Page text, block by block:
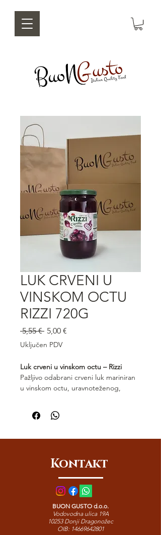
LUK CRVENI U
VINSKOM OCTU
RIZZI 720G
5,55 € Redovna
cijena
5,00 €
Uključen PDV
Luk crveni u vinskom octu – Rizzi
Pažljivo odabrani crveni luk mariniran
u vinskom octu, uravnoteženog,
notom. Luk Rizzi zadržava svoju
hrskavu teksturu i prirodnu slatkoću,
jelima, salatama, sendvičima i antipasti
prilog s karakterom.
Kontakt
BUON GUSTO d.o.o.
Vodovodna ulica 19A
10253 Donji Dragonožec
OIB: 14669642801